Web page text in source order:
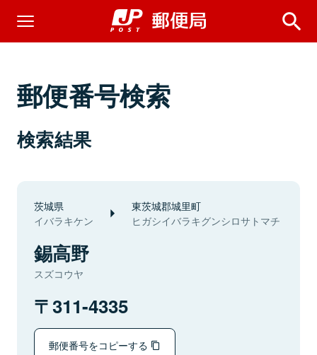
郵便番号検索
検索結果
茨城県
イバラキケン
東茨城郡城里町
ヒガシイバラキグンシロサトマチ
錫高野
スズコウヤ
311-4335
郵便番号をコピーする